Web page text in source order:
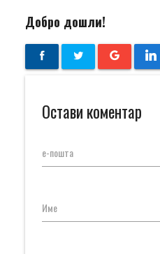
Добро дошли!
Остави коментар
е-пошта
Име